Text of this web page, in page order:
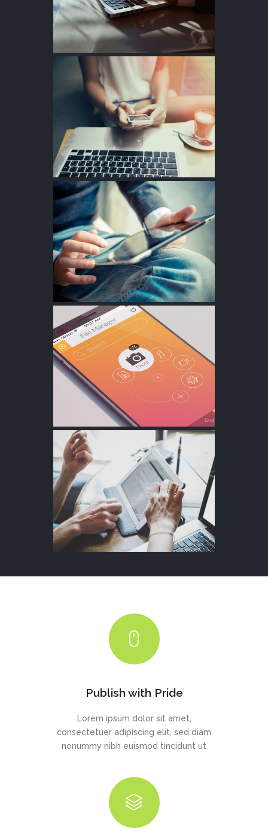
Publish with Pride
Lorem ipsum dolor sit amet,
consectetuer adipiscing elit, sed diam
nonummy nibh euismod tincidunt ut